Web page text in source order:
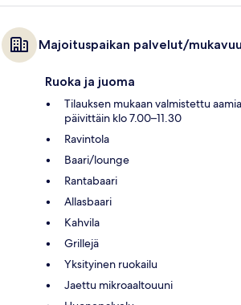
Majoituspaikan palvelut/
Ruoka ja juoma
Tilauksen mukaan valmistettu
päivittäin klo 7.00–11.30
Ravintola
Baari/lounge
Rantabaari
Allasbaari
Kahvila
Grillejä
Yksityinen ruokailu
Jaettu mikroaaltouuni